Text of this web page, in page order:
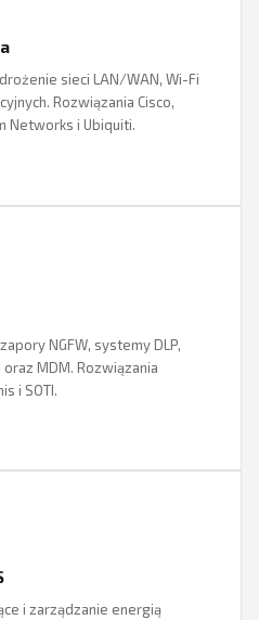
sieci LAN/WAN, Wi-Fi
Rozwiązania Cisco,
Networks i Ubiquiti.
NGFW, systemy DLP,
MDM. Rozwiązania
i SOTI.
i zarządzanie energią